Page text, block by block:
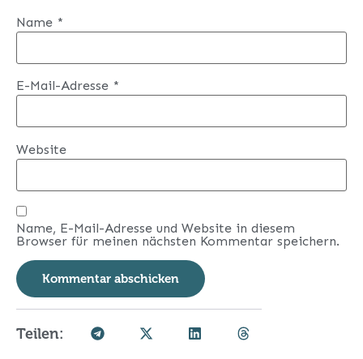
Name *
E-Mail-Adresse *
Website
Name, E-Mail-Adresse und Website in diesem
Browser für meinen nächsten Kommentar speichern.
Teilen: